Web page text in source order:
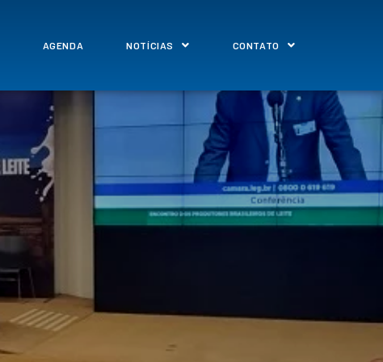
AGENDA NOTÍCIAS CONTATO